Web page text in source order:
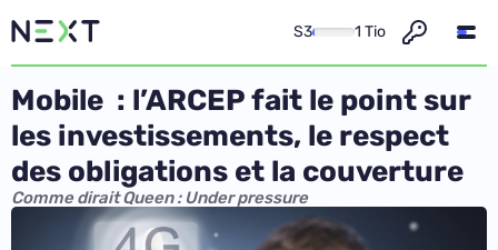
S3 1 Tio
Mobile : l’ARCEP fait le point sur
les investissements, le respect
des obligations et la couverture
Comme dirait Queen : Under pressure